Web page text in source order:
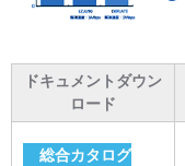
ドキュメントダウン
ロード
総合カタログ